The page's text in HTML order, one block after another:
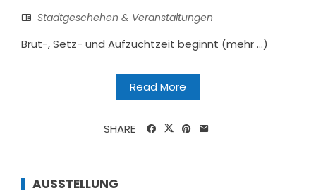
Stadtgeschehen & Veranstaltungen
Brut-, Setz- und Aufzuchtzeit beginnt (mehr …)
Read More
SHARE
AUSSTELLUNG